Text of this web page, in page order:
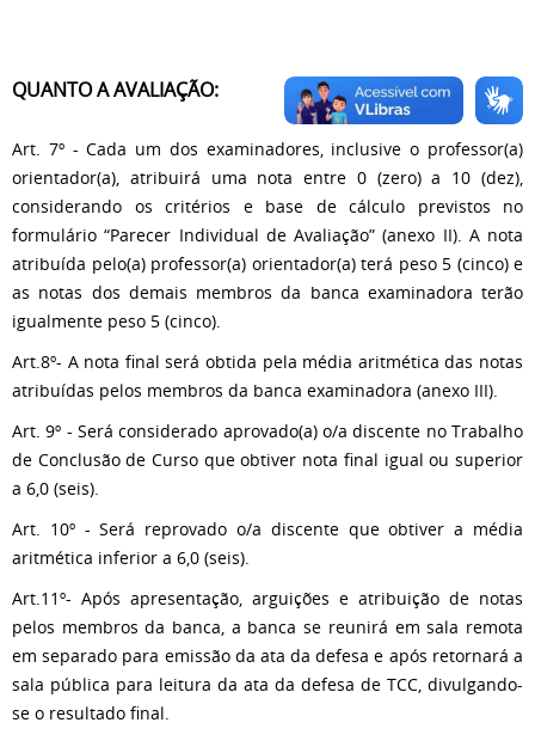
QUANTO A AVALIAÇÃO:
Art. 7º - Cada um dos examinadores, inclusive o professor(a)
orientador(a), atribuirá uma nota entre 0 (zero) a 10 (dez),
considerando os critérios e base de cálculo previstos no
formulário “Parecer Individual de Avaliação” (anexo II). A nota
atribuída pelo(a) professor(a) orientador(a) terá peso 5 (cinco) e
as notas dos demais membros da banca examinadora terão
igualmente peso 5 (cinco).
Art.8º- A nota final será obtida pela média aritmética das notas
atribuídas pelos membros da banca examinadora (anexo III).
Art. 9º - Será considerado aprovado(a) o/a discente no Trabalho
de Conclusão de Curso que obtiver nota final igual ou superior
a 6,0 (seis).
Art. 10º - Será reprovado o/a discente que obtiver a média
aritmética inferior a 6,0 (seis).
Art.11º- Após apresentação, arguições e atribuição de notas
pelos membros da banca, a banca se reunirá em sala remota
em separado para emissão da ata da defesa e após retornará a
sala pública para leitura da ata da defesa de TCC, divulgando-
se o resultado final.